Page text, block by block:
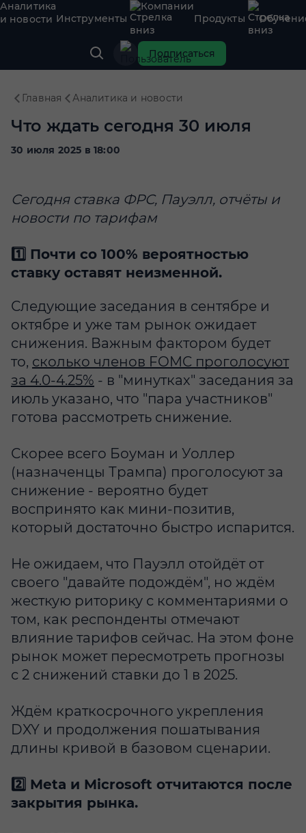
Аналитика
и новости Инструменты
Компании
Продукты
Подписаться
Главная Аналитика и новости
Что ждать сегодня 30 июля
30 июля 2025 в 18:00
Сегодня ставка ФРС, Пауэлл, отчёты и
новости по тарифам
1️⃣ Почти со 100% вероятностью
ставку оставят неизменной.
Следующие заседания в сентябре и
октябре и уже там рынок ожидает
снижения. Важным фактором будет
то, сколько членов FOMC проголосуют
за 4.0-4.25% - в "минутках" заседания за
июль указано, что "пара участников"
готова рассмотреть снижение.
Скорее всего Боуман и Уоллер
(назначенцы Трампа) проголосуют за
снижение - вероятно будет
воспринято как мини-позитив,
который достаточно быстро испарится.
Не ожидаем, что Пауэлл отойдёт от
своего "давайте подождём", но ждём
жесткую риторику с комментариями о
том, как респонденты отмечают
влияние тарифов сейчас. На этом фоне
рынок может пересмотреть прогнозы
с 2 снижений ставки до 1 в 2025.
Ждём краткосрочного укрепления
DXY и продолжения пошатывания
длины кривой в базовом сценарии.
2️⃣ Meta и Microsoft отчитаются после
закрытия рынка.